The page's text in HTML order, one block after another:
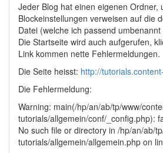
Jeder Blog hat einen eigenen Ordner,
Blockeinstellungen verweisen auf die
Datei (welche ich passend umbenannt
Die Startseite wird auch aufgerufen,
Link kommen nette Fehlermeldungen.
Die Seite heisst: http://
Die Fehlermeldung:
Warning: main(/hp/an/ab/tp/www/
tutorials/allgemein/conf/_config.php):
No such file or directory in /hp/an/ab/
tutorials/allgemein/allgemein.php on